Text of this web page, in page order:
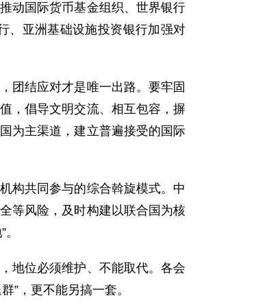
动国际货币基金组织、世界银行
、亚洲基础设施投资银行加强对
团结应对才是唯一出路。要牢固
，倡导文明交流、相互包容，摒
为主渠道，建立普遍接受的国际
构共同参与的综合斡旋模式。中
等风险，及时构建以联合国为核
地位必须维护、不能取代。各会
”，更不能另搞一套。